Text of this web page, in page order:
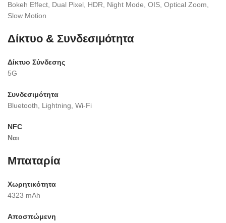
Bokeh Effect, Dual Pixel, HDR, Night Mode, OIS, Optical Zoom,
Slow Motion
Δίκτυο & Συνδεσιμότητα
Δίκτυο Σύνδεσης
5G
Συνδεσιμότητα
Bluetooth, Lightning, Wi-Fi
NFC
Ναι
Μπαταρία
Χωρητικότητα
4323 mAh
Αποσπώμενη